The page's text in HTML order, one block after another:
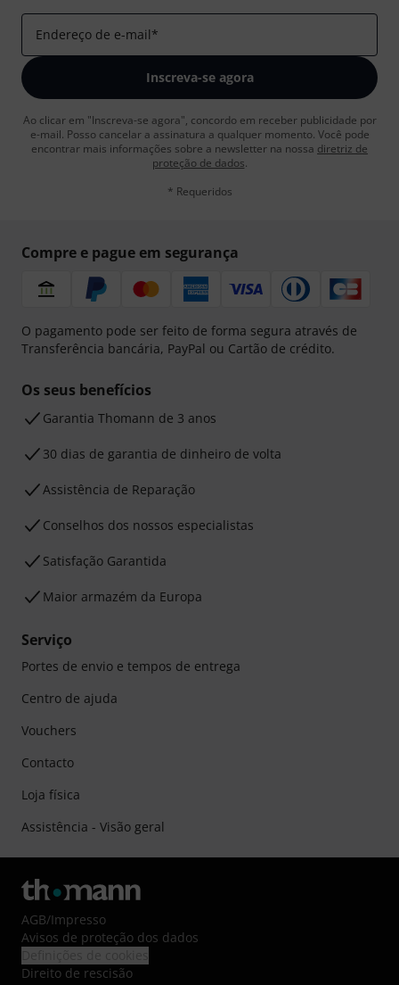
Endereço de e-mail*
Inscreva-se agora
Ao clicar em "Inscreva-se agora", concordo em receber publicidade por
e-mail. Posso cancelar a assinatura a qualquer momento. Você pode
encontrar mais informações sobre a newsletter na nossa diretriz de
proteção de dados.
* Requeridos
Compre e pague em segurança
O pagamento pode ser feito de forma segura através de
Transferência bancária, PayPal ou Cartão de crédito.
Os seus benefícios
Garantia Thomann de 3 anos
30 dias de garantia de dinheiro de volta
Assistência de Reparação
Conselhos dos nossos especialistas
Satisfação Garantida
Maior armazém da Europa
Serviço
Portes de envio e tempos de entrega
Centro de ajuda
Vouchers
Contacto
Loja física
Assistência - Visão geral
AGB/Impresso
Avisos de proteção dos dados
Direito de rescisão